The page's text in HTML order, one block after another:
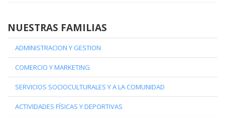
NUESTRAS FAMILIAS
ADMINISTRACION Y GESTION
COMERCIO Y MARKETING
SERVICIOS SOCIOCULTURALES Y A LA COMUNIDAD
ACTIVIDADES FÍSICAS Y DEPORTIVAS